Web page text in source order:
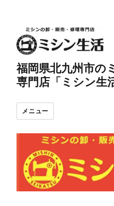
福岡県北九州市の
専門店「ミシン生
メニュー